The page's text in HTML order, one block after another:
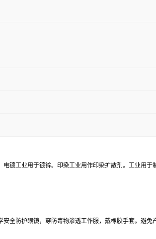
镀工业用于镀锌。印染工业用作印染扩散剂。工业用于
全防护眼镜，穿防毒物渗透工作服，戴橡胶手套。避免